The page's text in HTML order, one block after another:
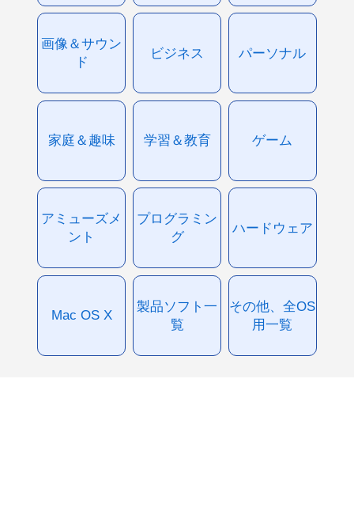
画像＆サウン
ド
ビジネス パーソナル
家庭＆趣味 学習＆教育 ゲーム
アミューズメ
ント
プログラミン
グ
ハードウェア
Mac OS X
製品ソフト一
覧
その他、全OS
用一覧